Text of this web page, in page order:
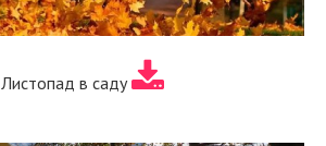
Листопад в саду